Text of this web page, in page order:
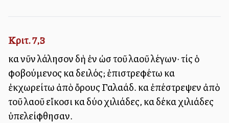
Κριτ. 7,3
καὶ νῦν λάλησον δὴ ἐν ὠσὶ τοῦ λαοῦ λέγων· τίς ὁ
φοβούμενος καὶ δειλός; ἐπιστρεφέτω καὶ
ἐκχωρείτω ἀπὸ ὄρους Γαλαάδ. καὶ ἐπέστρεψεν ἀπὸ
τοῦ λαοῦ εἴκοσι καὶ δύο χιλιάδες, καὶ δέκα χιλιάδες
ὑπελείφθησαν.